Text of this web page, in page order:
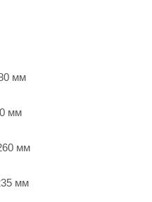
мм
мм
мм
мм